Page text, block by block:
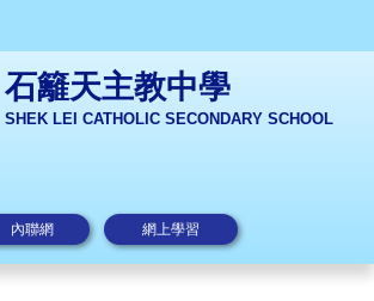
石籬天主教中學
SHEK LEI CATHOLIC SECONDARY SCHOOL
內聯網 網上學習